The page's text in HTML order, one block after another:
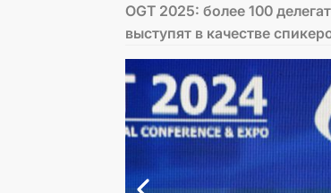
OGT 2025: более 100
выступят в качестве